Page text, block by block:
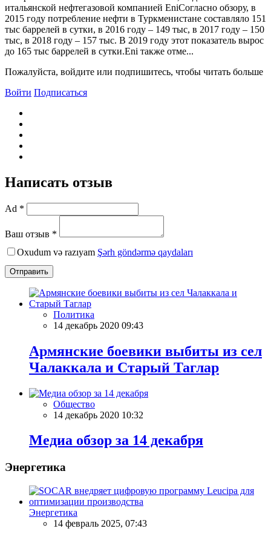
итальянской нефтегазовой компанией EniСогласно обзору, в
2015 году потребление нефти в Туркменистане составляло 151
тыс баррелей в сутки, в 2016 году – 149 тыс, в 2017 году – 150
тыс, в 2018 году – 157 тыс. В 2019 году этот показатель вырос
до 165 тыс баррелей в сутки.Eni также отме...
Пожалуйста, войдите или подпишитесь, чтобы читать больше
Войти Подписаться
Написать отзыв
Ad *
Ваш отзыв *
Oxudum və razıyam Şərh göndərmə qaydaları
Отправить
Политика
14 декабрь 2020 09:43
Армянские боевики выбиты из сел
Чалаккала и Старый Таглар
Общество
14 декабрь 2020 10:32
Meдиа обзор за 14 декабря
Энергетика
Энергетика
14 февраль 2025, 07:43